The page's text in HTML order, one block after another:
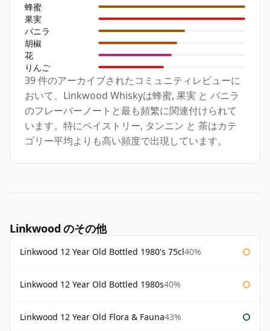
蜂蜜
果実
バニラ
胡椒
花
りんご
39 件のアーカイブされたコミュニティレビューに
おいて、Linkwood Whiskyは蜂蜜, 果実 と バニラ
のフレーバーノートと最も頻繁に関連付けられて
います。特にペイストリー, タンニン と 茶はカテ
ゴリー平均よりも高い頻度で出現しています。
Linkwood のその他
Linkwood 12 Year Old Bottled 1980's 75cl40%
Linkwood 12 Year Old Bottled 1980s40%
Linkwood 12 Year Old Flora & Fauna43%